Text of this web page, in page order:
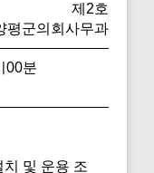
제2호
평군의회사무과
00분
및 운용 조